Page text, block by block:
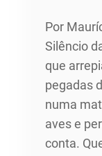
Por
Silêncio
que
pegadas
numa
aves e
conta.